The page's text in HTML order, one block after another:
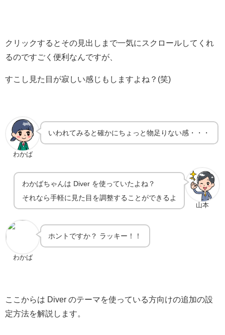
クリックするとその見出しまで一気にスクロールしてくれ
るのですごく便利なんですが、
すこし見た目が寂しい感じもしますよね？(笑)
わかば
いわれてみると確かにちょっと物足りない感・・・
山本
わかばちゃんは Diver を使っていたよね？
それなら手軽に見た目を調整することができるよ
わかば
ホントですか？ ラッキー！！
ここからは Diver のテーマを使っている方向けの追加の設
定方法を解説します。